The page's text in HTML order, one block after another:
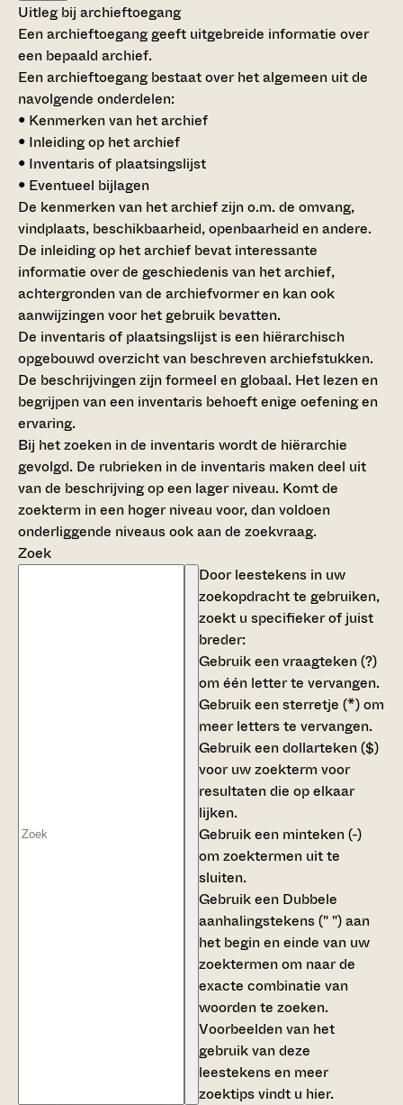
Uitleg bij archieftoegang
Een archieftoegang geeft uitgebreide informatie over
een bepaald archief.
Een archieftoegang bestaat over het algemeen uit de
navolgende onderdelen:
• Kenmerken van het archief
• Inleiding op het archief
• Inventaris of plaatsingslijst
• Eventueel bijlagen
De kenmerken van het archief zijn o.m. de omvang,
vindplaats, beschikbaarheid, openbaarheid en andere.
De inleiding op het archief bevat interessante
informatie over de geschiedenis van het archief,
achtergronden van de archiefvormer en kan ook
aanwijzingen voor het gebruik bevatten.
De inventaris of plaatsingslijst is een hiërarchisch
opgebouwd overzicht van beschreven archiefstukken.
De beschrijvingen zijn formeel en globaal. Het lezen en
begrijpen van een inventaris behoeft enige oefening en
ervaring.
Bij het zoeken in de inventaris wordt de hiërarchie
gevolgd. De rubrieken in de inventaris maken deel uit
van de beschrijving op een lager niveau. Komt de
zoekterm in een hoger niveau voor, dan voldoen
onderliggende niveaus ook aan de zoekvraag.
Zoek
Door leestekens in uw
zoekopdracht te gebruiken,
zoekt u specifieker of juist
breder:
Gebruik eenvraagteken (?)
om één letter te vervangen.
Gebruik eensterretje (*)om
meer letters te vervangen.
Gebruik eendollarteken ($)
voor uw zoekterm voor
resultaten die op elkaar
lijken.
Gebruik een minteken (-)
om zoektermen uit te
sluiten.
Gebruik een Dubbele
aanhalingstekens (" ")aan
het begin en einde van uw
zoektermen om naar de
exacte combinatie van
woorden te zoeken.
Voorbeelden van het
gebruik van deze
leestekens en meer
zoektips vindt u hier.